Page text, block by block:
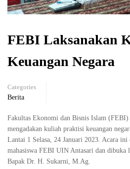
FEBI Laksanakan
Keuangan Negara
Categories
Berita
Fakultas Ekonomi dan Bisnis Islam
mengadakan kuliah praktisi keuangan
Lantai 1 Selasa, 24 Januari 2023. Acara ini
mahasiswa FEBI UIN Antasari dan dibuka
Bapak Dr. H. Sukarni, M.Ag.